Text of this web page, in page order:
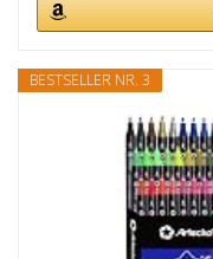
BESTSELLER NR. 3